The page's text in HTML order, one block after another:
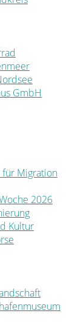
GmbH
Migration
2026
Kultur